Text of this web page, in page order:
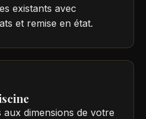
existants avec
et remise en état.
dimensions de votre